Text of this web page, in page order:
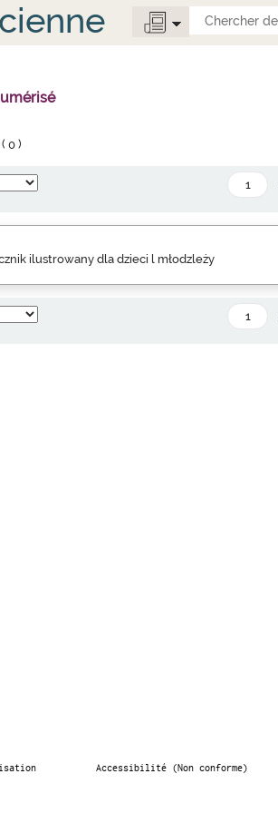
(0 )
ilustrowany dla dzieci l młodzleży
Accessibilité (Non conforme)